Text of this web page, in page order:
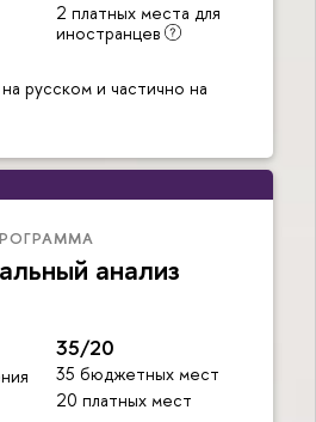
2 платных места для
иностранцев
русском и частично на
анализ
35/20
35 бюджетных мест
20 платных мест